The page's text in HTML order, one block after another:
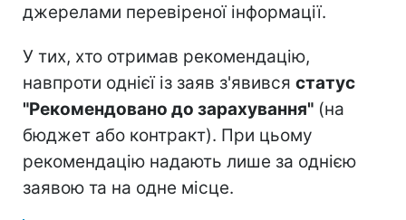
джерелами перевіреної інформації.
У тих, хто отримав рекомендацію,
навпроти однієї із заяв з'явився статус
"Рекомендовано до зарахування" (на
бюджет або контракт). При цьому
рекомендацію надають лише за однією
заявою та на одне місце.